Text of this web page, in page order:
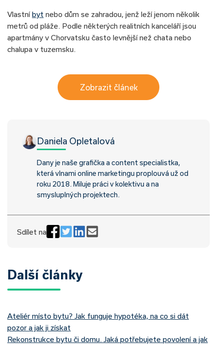
Vlastní byt nebo dům se zahradou, jenž leží jenom několik
metrů od pláže. Podle některých realitních kanceláří jsou
apartmány v Chorvatsku často levnější než chata nebo
chalupa v tuzemsku.
Zobrazit článek
Daniela Opletalová
Dany je naše grafička a content specialistka,
která vlnami online marketingu proplouvá už od
roku 2018. Miluje práci v kolektivu a na
smysluplných projektech.
Sdílet na
Další články
Ateliér místo bytu? Jak funguje hypotéka, na co si dát
pozor a jak ji získat
Rekonstrukce bytu či domu. Jaká potřebujete povolení a jak